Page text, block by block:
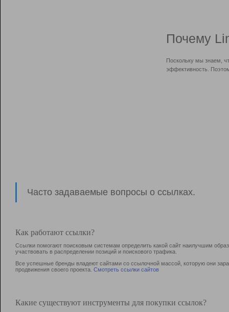
Почему
Поскольку мы знаем,
эффективность.
Часто задаваемые вопросы о ссылках.
Как работают ссылки?
Ссылки помогают поисковым системам определить какой сайт наилучшим
участвовать в раcпределении позиций и поискового трафика.
Все успешные бренды владеют сайтами со ссылочной массой, которую они
продвижения своего проекта. Смотреть ссылки сайтов
Какие существуют инструменты для покупки ссылок?